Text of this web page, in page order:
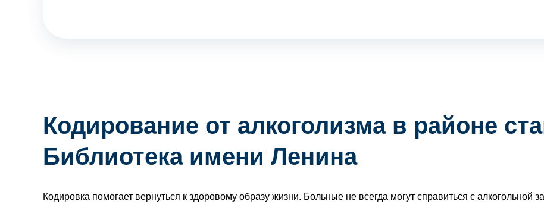
Кодирование от алкоголизма в районе
Библиотека имени Ленина
Кодировка помогает вернуться к здоровому образу жизни. Больные не всегда могут справиться с алкогольной